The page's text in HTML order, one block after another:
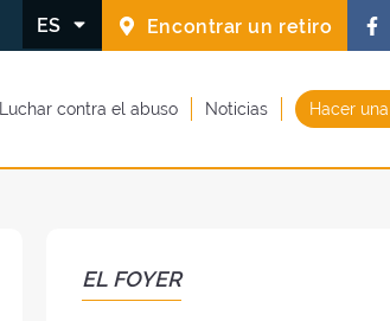
ES Encontrar un retiro
Luchar contra el abuso Noticias Hacer
EL FOYER